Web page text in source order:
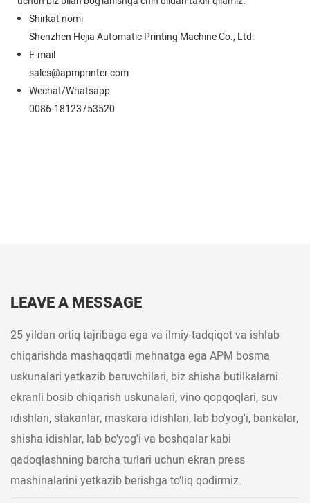
Shirkat nomi
Shenzhen Hejia Automatic Printing Machine Co., Ltd.
E-mail
sales@apmprinter.com
Wechat/Whatsapp
0086-18123753520
LEAVE A MESSAGE
25 yildan ortiq tajribaga ega va ilmiy-tadqiqot va ishlab
chiqarishda mashaqqatli mehnatga ega APM bosma
uskunalari yetkazib beruvchilari, biz shisha butilkalarni
ekranli bosib chiqarish uskunalari, vino qopqoqlari, suv
idishlari, stakanlar, maskara idishlari, lab bo'yog'i, bankalar,
shisha idishlar, lab bo'yog'i va boshqalar kabi
qadoqlashning barcha turlari uchun ekran press
mashinalarini yetkazib berishga to'liq qodirmiz.